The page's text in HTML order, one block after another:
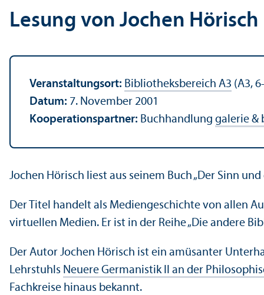
Lesung von Jochen Hörisch
Veranstaltungs­ort: Bibliotheks­bereich A3 (A3,
Datum: 7. November 2001
Kooperations­partner: Buchhandlung galerie &
Jochen Hörisch liest aus seinem Buch „Der Sinn und
Der Titel handelt als Mediengeschichte von allen
virtuellen Medien. Er ist in der Reihe „Die andere
Der Autor Jochen Hörisch ist ein amüsanter
Lehr­stuhls Neuere Germanistik II an der
Fach­kreise hinaus bekannt.